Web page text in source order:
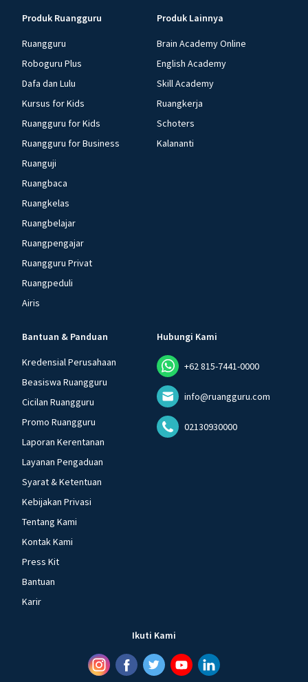
Produk Ruangguru
Ruangguru
Roboguru Plus
Dafa dan Lulu
Kursus for Kids
Ruangguru for Kids
Ruangguru for Business
Ruanguji
Ruangbaca
Ruangkelas
Ruangbelajar
Ruangpengajar
Ruangguru Privat
Ruangpeduli
Airis
Produk Lainnya
Brain Academy Online
English Academy
Skill Academy
Ruangkerja
Schoters
Kalananti
Bantuan & Panduan
Kredensial Perusahaan
Beasiswa Ruangguru
Cicilan Ruangguru
Promo Ruangguru
Laporan Kerentanan
Layanan Pengaduan
Syarat & Ketentuan
Kebijakan Privasi
Tentang Kami
Kontak Kami
Press Kit
Bantuan
Karir
Hubungi Kami
+62 815-7441-0000
info@ruangguru.com
02130930000
Ikuti Kami